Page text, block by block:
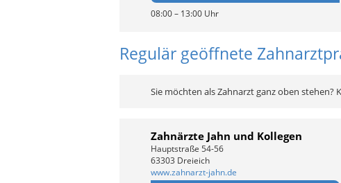
08:00 – 13:00 Uhr
Regulär geöffnete
Sie möchten als Zahnarzt ganz oben stehen?
Zahnärzte Jahn und Kollegen
Hauptstraße 54-56
63303 Dreieich
www.zahnarzt-jahn.de